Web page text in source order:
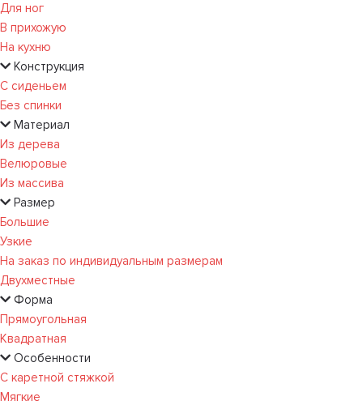
Для ног
В прихожую
На кухню
Конструкция
С сиденьем
Без спинки
Материал
Из дерева
Велюровые
Из массива
Размер
Большие
Узкие
На заказ по индивидуальным размерам
Двухместные
Форма
Прямоугольная
Квадратная
Особенности
С каретной стяжкой
Мягкие